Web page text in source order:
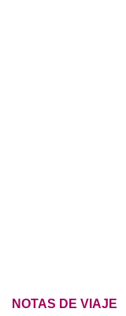
NOTAS DE VIAJE